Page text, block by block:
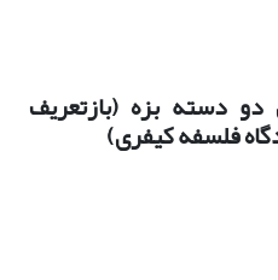
دسته بزه (بازتعریف
فلسفه کیفری)